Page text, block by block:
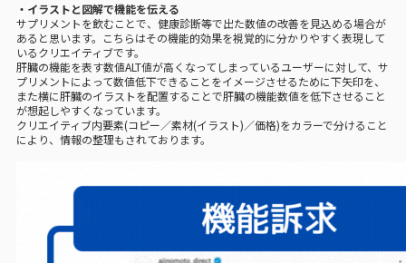
・イラストと図解で機能を伝える
サプリメントを飲むことで、健康診断等で出た数値の改善を見込める場合が
あると思います。こちらはその機能的効果を視覚的に分かりやすく表現して
いるクリエイティブです。
肝臓の機能を表す数値ALT値が高くなってしまっているユーザーに対して、サ
プリメントによって数値低下できることをイメージさせるために下矢印を、
また横に肝臓のイラストを配置することで肝臓の機能数値を低下させること
が想起しやすくなっています。
クリエイティブ内要素(コピー／素材(イラスト)／価格)をカラーで分けること
により、情報の整理もされております。